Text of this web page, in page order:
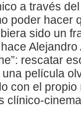
a través
poder hacer
sido un
rescatar
película
con el propio
clínico-